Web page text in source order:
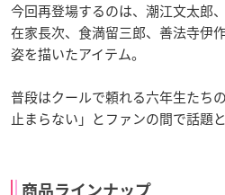
今回再登場するのは、潮江文太郎
在家長次、食満留三郎、善法寺伊
姿を描いたアイテム。
普段はクールで頼れる六年生たち
止まらない」とファンの間で話題
商品ラインナップ